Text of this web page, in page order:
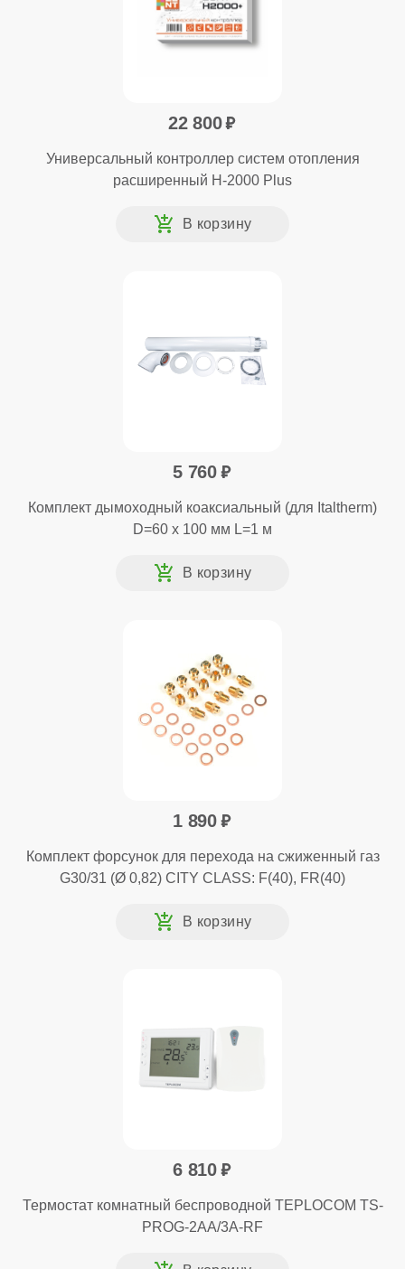
22 800
Универсальный контроллер систем отопления
расширенный H-2000 Plus
5 760
Комплект дымоходный коаксиальный (для Italtherm)
D=60 x 100 мм L=1 м
1 890
Комплект форсунок для перехода на сжиженный газ
G30/31 (Ø 0,82) CITY CLASS: F(40), FR(40)
6 810
Термостат комнатный беспроводной TEPLOCOM TS-
PROG-2AA/3A-RF